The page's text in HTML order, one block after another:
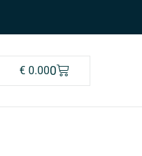
€0.000